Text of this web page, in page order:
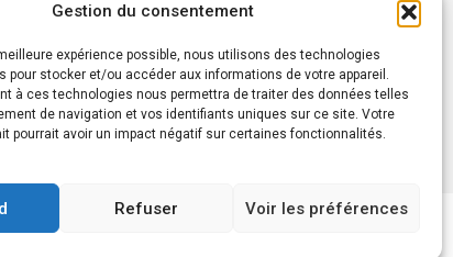
Gestion du consentement
expérience possible, nous utilisons des technologies
pour stocker et/ou accéder aux informations de votre appareil.
à ces technologies nous permettra de traiter des données telles
de navigation et vos identifiants uniques sur ce site. Votre
pourrait avoir un impact négatif sur certaines fonctionnalités.
Refuser Voir les préférences
à
Devenez Ambassadeur XOCHI
BOTANICALS – « El espíritu
francés con corazón de
México! »
24 août 2022 Rédacteur